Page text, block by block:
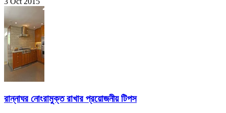
রান্নাঘর নোংরামুক্ত রাখার প্রয়োজনীয় টিপস